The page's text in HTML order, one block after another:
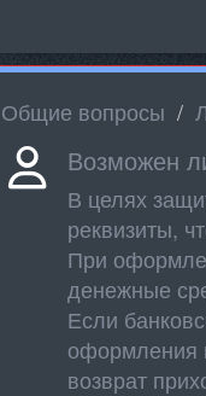
Общие вопросы
Возможен
В целях
реквизиты,
При
денежные
Если
оформления
возврат